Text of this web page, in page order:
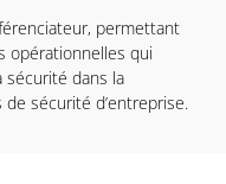
permettant
opérationnelles qui
sécurité dans la
sécurité d’entreprise.